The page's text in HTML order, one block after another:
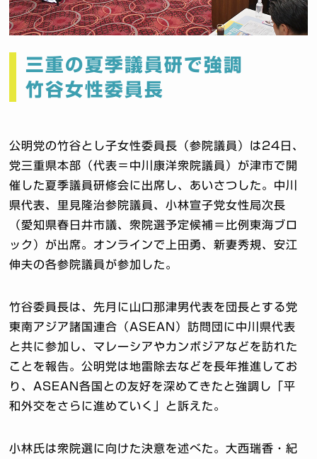
三重の夏季議員研で強調
竹谷女性委員長
公明党の竹谷とし子女性委員長（参院議員）は24日、
党三重県本部（代表＝中川康洋衆院議員）が津市で開
催した夏季議員研修会に出席し、あいさつした。中川
県代表、里見隆治参院議員、小林宣子党女性局次長
（愛知県春日井市議、衆院選予定候補＝比例東海ブロ
ック）が出席。オンラインで上田勇、新妻秀規、安江
伸夫の各参院議員が参加した。
竹谷委員長は、先月に山口那津男代表を団長とする党
東南アジア諸国連合（ASEAN）訪問団に中川県代表
と共に参加し、マレーシアやカンボジアなどを訪れた
ことを報告。公明党は地雷除去などを長年推進してお
り、ASEAN各国との友好を深めてきたと強調し「平
和外交をさらに進めていく」と訴えた。
小林氏は衆院選に向けた決意を述べた。大西瑞香・紀